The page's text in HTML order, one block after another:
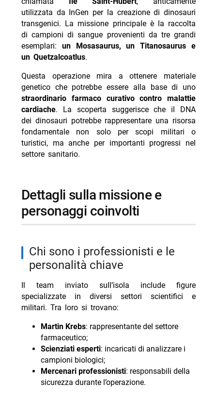
utilizzata da InGen per la creazione di dinosauri
transgenici. La missione principale è la raccolta
di campioni di sangue provenienti da tre grandi
esemplari: un Mosasaurus, un Titanosaurus e
un Quetzalcoatlus.
Questa operazione mira a ottenere materiale
genetico che potrebbe essere alla base di uno
straordinario farmaco curativo contro malattie
cardiache. La scoperta suggerisce che il DNA
dei dinosauri potrebbe rappresentare una risorsa
fondamentale non solo per scopi militari o
turistici, ma anche per importanti progressi nel
settore sanitario.
dettagli sulla missione e
personaggi coinvolti
chi sono i professionisti e le
personalità chiave
Il team inviato sull’isola include figure
specializzate in diversi settori scientifici e
militari. Tra loro si trovano:
Martin Krebs: rappresentante del settore
farmaceutico;
Scienziati esperti: incaricati di analizzare i
campioni biologici;
Mercenari professionisti: responsabili della
sicurezza durante l’operazione.